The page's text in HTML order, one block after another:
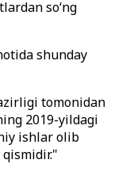
soʻng
shunday
tomonidan
2019-yildagi
ishlar olib